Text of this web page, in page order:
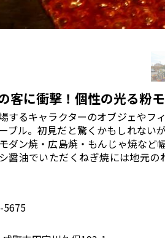
客に衝撃！個性の光る粉
するキャラクターのオブジェやフ
ブル。初見だと驚くかもしれない
ダン焼・広島焼・もんじゃ焼など
醤油でいただくねぎ焼には地元
5675